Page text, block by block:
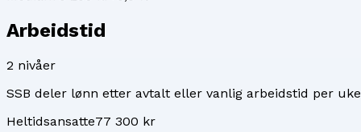
Arbeidstid
2 nivåer
SSB deler lønn etter avtalt eller vanlig arbeidstid per
Heltidsansatte77 300 kr